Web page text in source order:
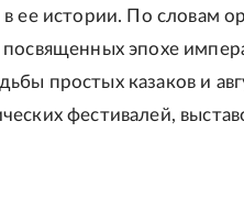
в ее истории. По словам
посвященных эпохе
простых казаков и
фестивалей,